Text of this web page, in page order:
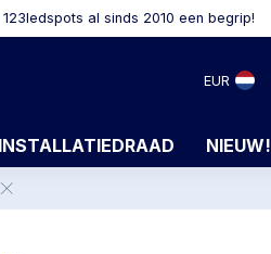
123ledspots al sinds 2010 een begrip!
EUR
INSTALLATIEDRAAD NIEUW!